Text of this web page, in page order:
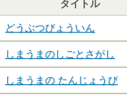
タイトル
どうぶつびょういん
しまうまのしごとさがし
しまうまの たんじょうび